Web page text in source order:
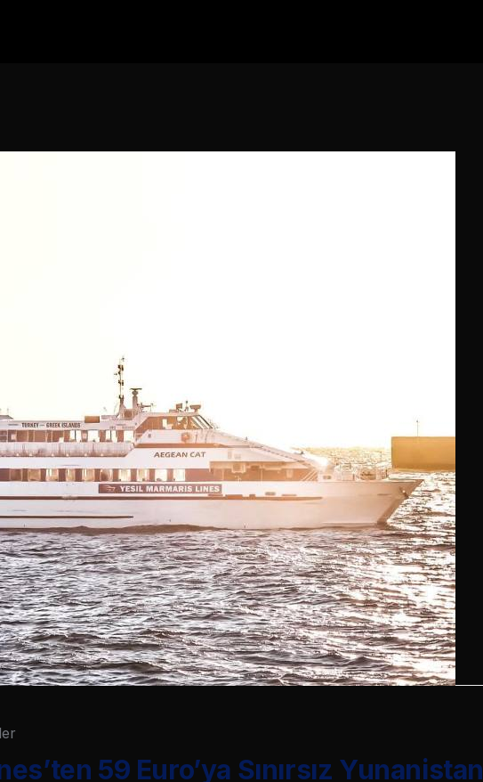
59 Euro’ya Sınırsız Yunanistan